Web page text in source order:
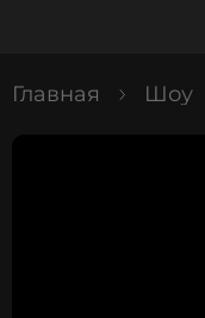
Главная Шоу